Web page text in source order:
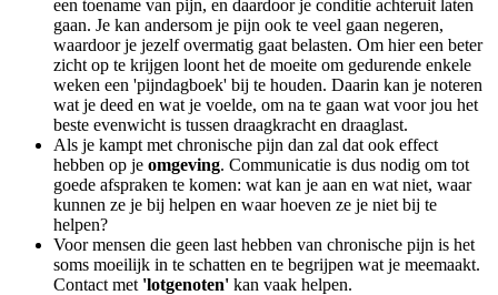
een toename van pijn, en daardoor je conditie achteruit laten
gaan. Je kan andersom je pijn ook te veel gaan negeren,
waardoor je jezelf overmatig gaat belasten. Om hier een beter
zicht op te krijgen loont het de moeite om gedurende enkele
weken een 'pijndagboek' bij te houden. Daarin kan je noteren
wat je deed en wat je voelde, om na te gaan wat voor jou het
beste evenwicht is tussen draagkracht en draaglast.
Als je kampt met chronische pijn dan zal dat ook effect
hebben op je omgeving. Communicatie is dus nodig om tot
goede afspraken te komen: wat kan je aan en wat niet, waar
kunnen ze je bij helpen en waar hoeven ze je niet bij te
helpen?
Voor mensen die geen last hebben van chronische pijn is het
soms moeilijk in te schatten en te begrijpen wat je meemaakt.
Contact met 'lotgenoten' kan vaak helpen.